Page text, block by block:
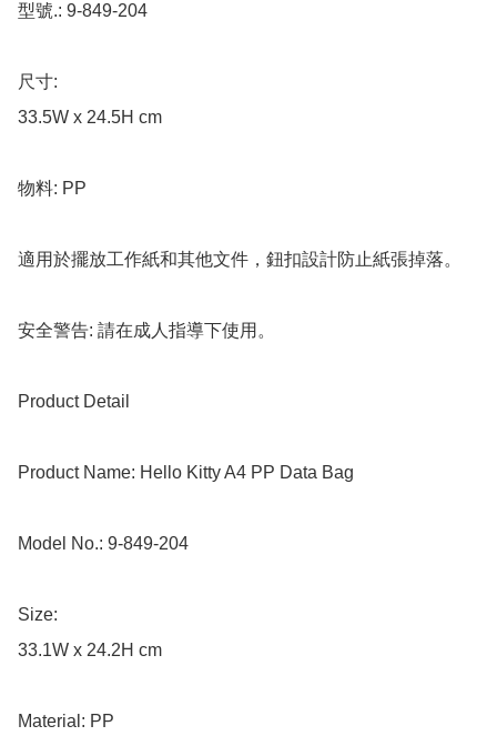
型號.: 9-849-204
尺寸:
33.5W x 24.5H cm
物料: PP
適用於擺放工作紙和其他文件，鈕扣設計防止紙張掉落。
安全警告: 請在成人指導下使用。
Product Detail
Product Name: Hello Kitty A4 PP Data Bag
Model No.: 9-849-204
Size:
33.1W x 24.2H cm
Material: PP